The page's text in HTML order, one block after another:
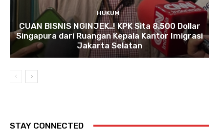
HUKUM
CUAN BISNIS NGINJEK..! KPK Sita 8.500 Dollar
Singapura dari Ruangan Kepala Kantor Imigrasi
Jakarta Selatan
STAY CONNECTED